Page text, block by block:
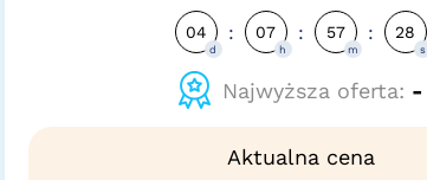
04
d
: 07
h
: 57
m
: 27
s
Najwyższa oferta: -
Aktualna cena